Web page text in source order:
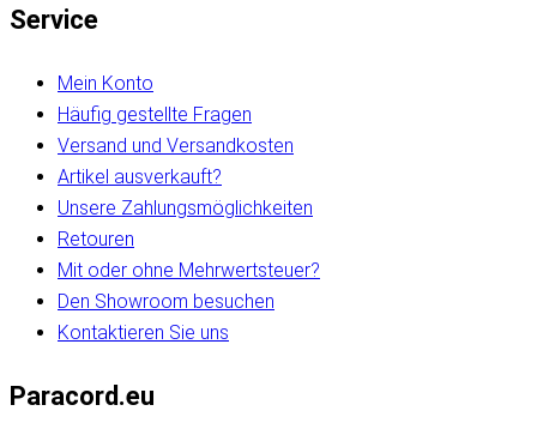
Service
Mein Konto
Häufig gestellte Fragen
Versand und Versandkosten
Artikel ausverkauft?
Unsere Zahlungsmöglichkeiten
Retouren
Mit oder ohne Mehrwertsteuer?
Den Showroom besuchen
Kontaktieren Sie uns
Paracord.eu